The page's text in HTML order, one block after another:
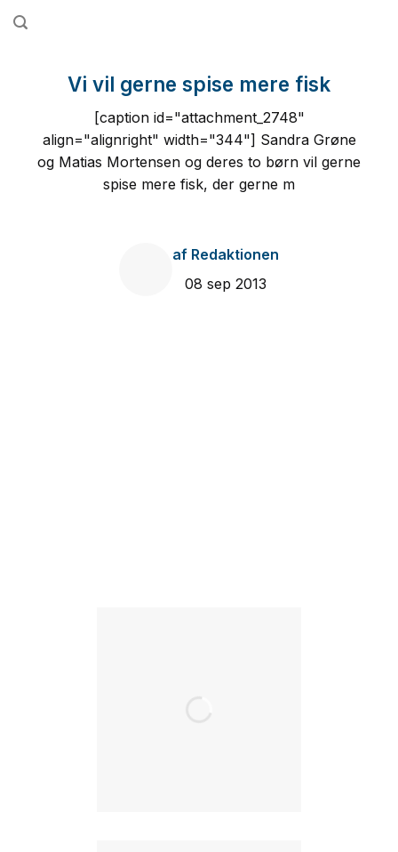
Fortsæt
Vi vil gerne spise mere fisk
[caption id="attachment_2748"
align="alignright" width="344"] Sandra Grøne
og Matias Mortensen og deres to børn vil gerne
spise mere fisk, der gerne m
af Redaktionen
08 sep 2013